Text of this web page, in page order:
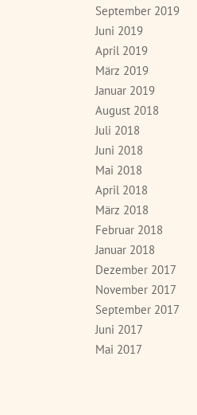
September 2019
Juni 2019
April 2019
März 2019
Januar 2019
August 2018
Juli 2018
Juni 2018
Mai 2018
April 2018
März 2018
Februar 2018
Januar 2018
Dezember 2017
November 2017
September 2017
Juni 2017
Mai 2017